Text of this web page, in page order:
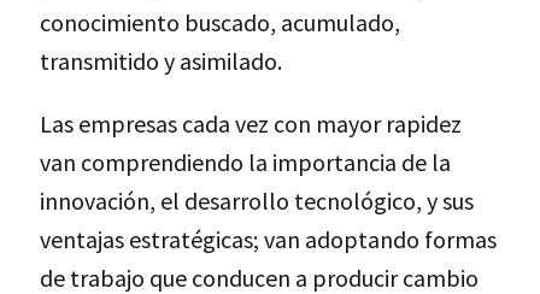
conocimiento buscado, acumulado,
transmitido y asimilado.
Las empresas cada vez con mayor rapidez
van comprendiendo la importancia de la
innovación, el desarrollo tecnológico, y sus
ventajas estratégicas; van adoptando formas
de trabajo que conducen a producir cambio